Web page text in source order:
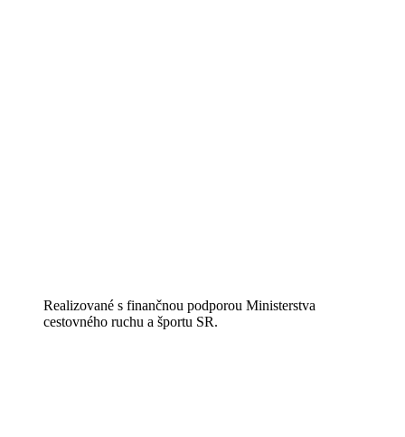
Realizované s finančnou podporou Ministerstva
cestovného ruchu a športu SR.